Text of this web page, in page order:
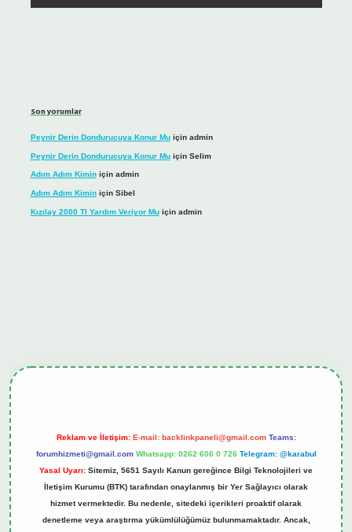
Son yorumlar
Peynir Derin Dondurucuya Konur Muiçin admin
Peynir Derin Dondurucuya Konur Muiçin Selim
Adım Adım Kiminiçin admin
Adım Adım Kiminiçin Sibel
Kızılay 2000 Tl Yardım Veriyor Muiçin admin
Reklam ve İletişim: E-mail: backlinkpaneli@gmail.com Teams:
forumhizmeti@gmail.com Whatsapp: 0262 606 0 726 Telegram: @karabul
Yasal Uyarı: Sitemiz, 5651 Sayılı Kanun gereğince Bilgi Teknolojileri ve
İletişim Kurumu (BTK) tarafından onaylanmış bir Yer Sağlayıcı olarak
hizmet vermektedir. Bu nedenle, sitedeki içerikleri proaktif olarak
denetleme veya araştırma yükümlülüğümüz bulunmamaktadır. Ancak,